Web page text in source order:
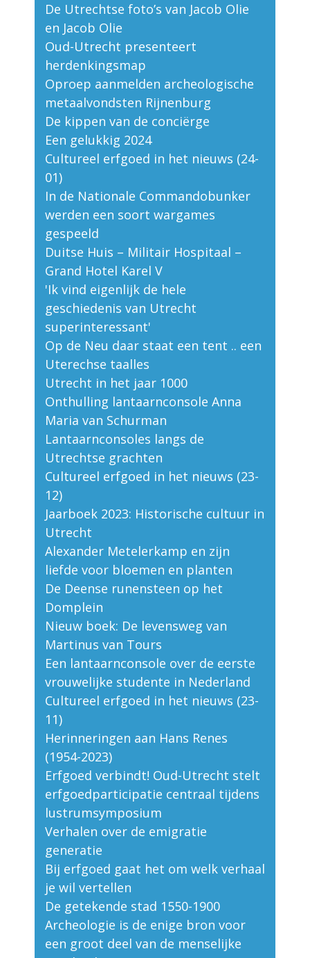
De Utrechtse foto’s van Jacob Olie
en Jacob Olie
Oud-Utrecht presenteert
herdenkingsmap
Oproep aanmelden archeologische
metaalvondsten Rijnenburg
De kippen van de conciërge
Een gelukkig 2024
Cultureel erfgoed in het nieuws (24-
01)
In de Nationale Commandobunker
werden een soort wargames
gespeeld
Duitse Huis – Militair Hospitaal –
Grand Hotel Karel V
'Ik vind eigenlijk de hele
geschiedenis van Utrecht
superinteressant'
Op de Neu daar staat een tent .. een
Uterechse taalles
Utrecht in het jaar 1000
Onthulling lantaarnconsole Anna
Maria van Schurman
Lantaarnconsoles langs de
Utrechtse grachten
Cultureel erfgoed in het nieuws (23-
12)
Jaarboek 2023: Historische cultuur in
Utrecht
Alexander Metelerkamp en zijn
liefde voor bloemen en planten
De Deense runensteen op het
Domplein
Nieuw boek: De levensweg van
Martinus van Tours
Een lantaarnconsole over de eerste
vrouwelijke studente in Nederland
Cultureel erfgoed in het nieuws (23-
11)
Herinneringen aan Hans Renes
(1954-2023)
Erfgoed verbindt! Oud-Utrecht stelt
erfgoedparticipatie centraal tijdens
lustrumsymposium
Verhalen over de emigratie
generatie
Bij erfgoed gaat het om welk verhaal
je wil vertellen
De getekende stad 1550-1900
Archeologie is de enige bron voor
een groot deel van de menselijke